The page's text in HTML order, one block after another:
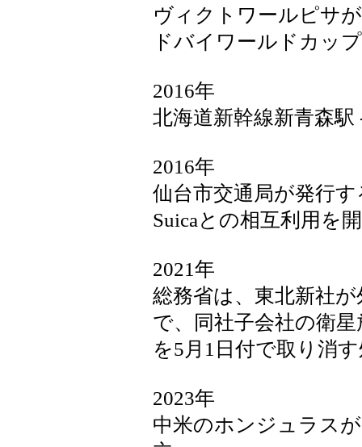
ヴィクトワールピサ
ドバイワールドカッ
2016年
北海道新幹線新青森
2016年
仙台市交通局が発行
Suicaとの相互利用を
2021年
総務省は、東北新社
で、同社子会社の衛
を5月1日付で取り消
2023年
中米のホンジュラス